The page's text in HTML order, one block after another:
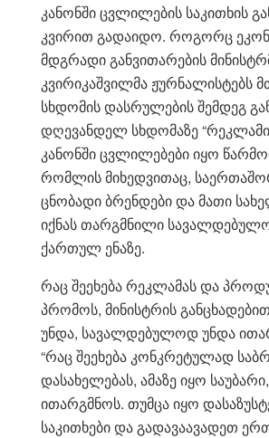
კანონში ცვლილების საკითხის
კვირით გადაიდო. როგორც
მდგრადი განვითარების
კვირიკაშვილმა ჟურნალისტებს
სხდომის დასრულების შემდეგ
დღევანდელ სხდომაზე
კანონში ცვლილებები იყო
რომლის მიხედვითაც,
ცნობადი ბრენდები და მათი
იქნას თარგმნილი
ქართულ ენაზე.
რაც შეეხება რეკლამას და
პრომოს, მინისტრის
უნდა, სავალდებულოდ უნდა
“რაც შეეხება კონკრეტულად
დასახელებას, ამაზე იყო
ითარგმნოს. თუმცა იყო
საკითხები და გადავაავადეთ